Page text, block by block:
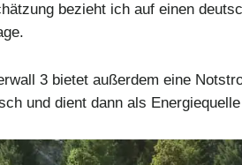
bezieht ich auf einen
3 bietet außerdem eine
und dient dann als